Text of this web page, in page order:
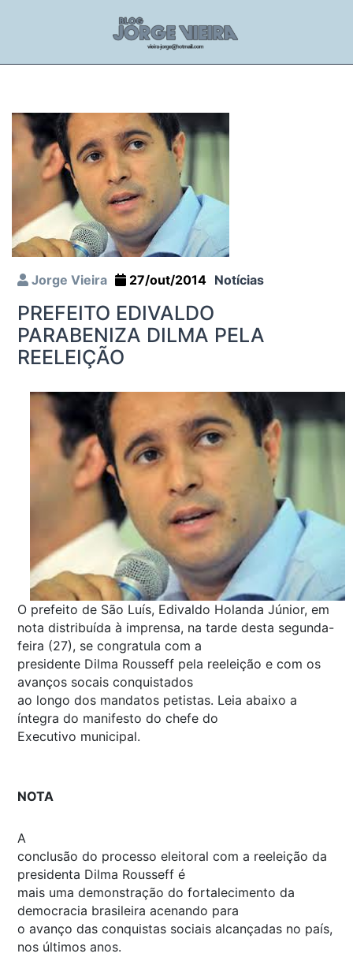
Jorge Vieira 27/out/2014 Notícias
PREFEITO EDIVALDO
PARABENIZA DILMA PELA
REELEIÇÃO
O prefeito de São Luís, Edivaldo Holanda Júnior, em
nota distribuída à imprensa, na tarde desta segunda-
feira (27), se congratula com a
presidente Dilma Rousseff pela reeleição e com os
avanços socais conquistados
ao longo dos mandatos petistas. Leia abaixo a
íntegra do manifesto do chefe do
Executivo municipal.
NOTA
A
conclusão do processo eleitoral com a reeleição da
presidenta Dilma Rousseff é
mais uma demonstração do fortalecimento da
democracia brasileira acenando para
o avanço das conquistas sociais alcançadas no país,
nos últimos anos.